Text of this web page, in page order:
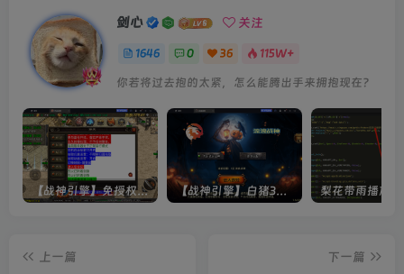
剑心 关注
1646 0 36 115W+
你若将过去抱的太紧，怎么能腾出手来拥抱现在？
【战神引擎】免授权-原生 [全屏自动拾取] 插件 + 配置教程（更新修复版，具体自测） 【战神引擎】白猪3-流浪战神3神技8大陆全屏拾取版特色服务端+生肖+转生+秘境+神魔+双端+教程(更新眼神拾取)
上一篇
下一篇